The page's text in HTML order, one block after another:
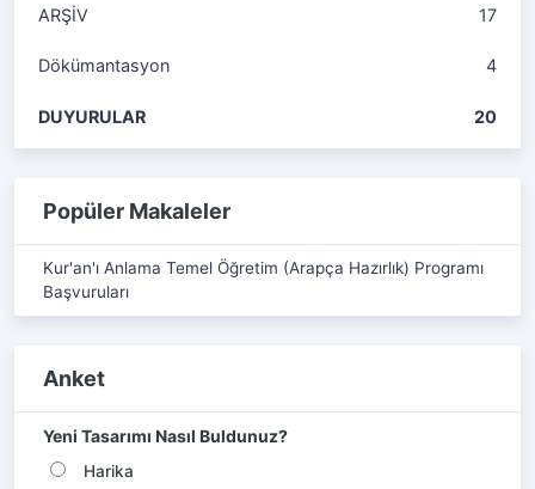
ARŞİV 17
Dökümantasyon 4
DUYURULAR 20
Popüler Makaleler
Kur'an'ı Anlama Temel Öğretim (Arapça Hazırlık) Programı
Başvuruları
Anket
Yeni Tasarımı Nasıl Buldunuz?
Harika